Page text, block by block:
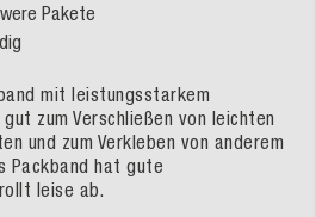
Pakete
mit leistungsstarkem
zum Verschließen von leichten
und zum Verkleben von anderem
Packband hat gute
leise ab.